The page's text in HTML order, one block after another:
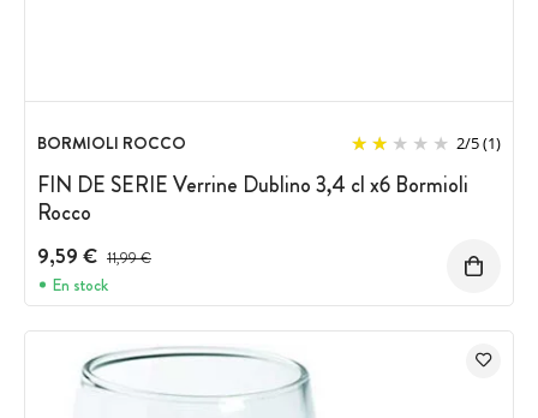
BORMIOLI ROCCO 2/5(1)
FIN DE SERIE Verrine Dublino 3,4 cl x6 Bormioli
Rocco
9,59 € Prix avant réduction :
11,99 €
En stock